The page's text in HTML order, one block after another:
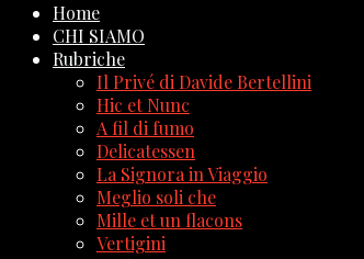
Home
CHI SIAMO
Rubriche
Il Privé di Davide Bertellini
Hic et Nunc
A fil di fumo
Delicatessen
La Signora in Viaggio
Meglio soli che
Mille et un flacons
Vertigini